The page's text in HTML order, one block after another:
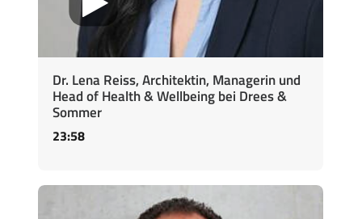
Dr. Lena Reiss, Architektin, Managerin und
Head of Health & Wellbeing bei Drees &
Sommer
23:58